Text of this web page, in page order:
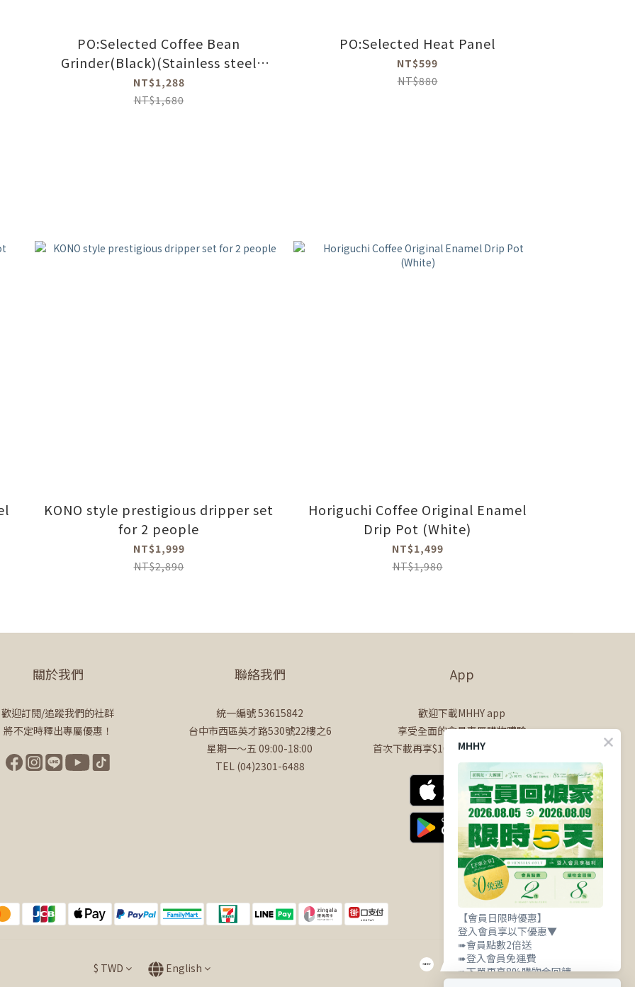
PO:Selected Coffee Bean
Grinder(Black)(Stainless steel
grinder core)
NT$1,288
NT$1,680
PO:Selected Heat Panel
NT$599
NT$880
KONO style prestigious dripper set
for 2 people
NT$1,999
NT$2,890
Horiguchi Coffee Original Enamel
Drip Pot (White)
NT$1,499
NT$1,980
關於我們
歡迎訂閱/追蹤我們的社群
將不定時釋出專屬優惠！
聯絡我們
統一編號 53615842
台中市西區英才路530號22樓之6
星期一～五 09:00-18:00
TEL (04)2301-6488
App
歡迎下載MHHY app
享受全面的會員專屬購物體驗
首次下載再享$100購物金+50點會員點數
$ TWD English
MHHY
【會員日限時優惠】
登入會員享以下優惠▼
➠會員點數2倍送
➠登入會員免運費
➠下單再享8%購物金回饋